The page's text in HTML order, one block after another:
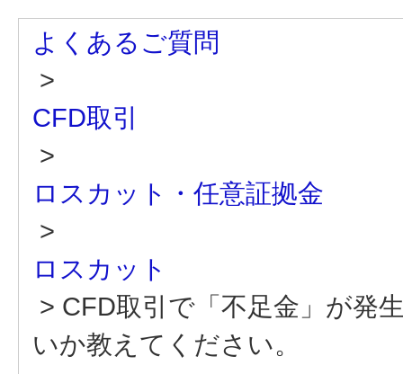
よくあるご質問
>
CFD取引
>
ロスカット・任意証拠金
>
ロスカット
> CFD取引で「不足金」が発
いか教えてください。